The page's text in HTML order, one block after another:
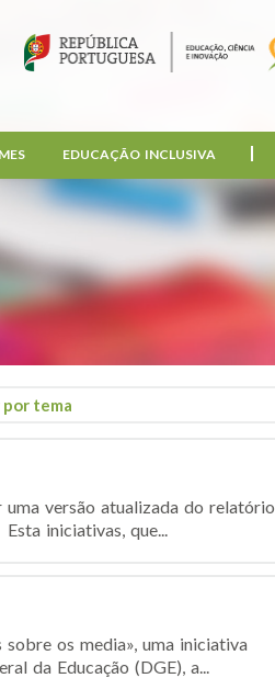
EDUCAÇÃO INCLUSIVA
uma versão atualizada do relatório
iniciativas, que...
os media», uma iniciativa
da Educação (DGE), a...